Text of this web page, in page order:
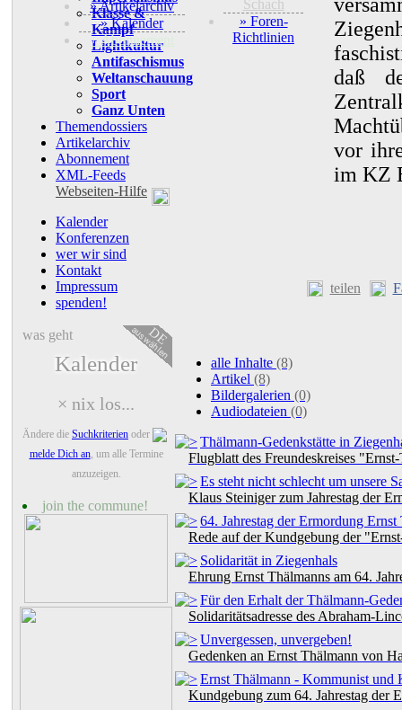
» Artikelarchiv
» Kalender
+ Abonnement
Schach
» Foren-
Richtlinien
Klasse &
Kampf
Lightkultur
Antifaschismus
Weltanschauung
Sport
Ganz Unten
Themendossiers
Artikelarchiv
Abonnement
XML-Feeds
Webseiten-Hilfe
Kalender
Konferenzen
wer wir sind
Kontakt
Impressum
spenden!
DE
auswählen
was geht
Kalender
× nix los...
Ändere die Suchkriterien oder
melde Dich an, um alle Termine
anzuzeigen.
join the commune!
daß
vor
im KZ
teilen
alle Inhalte (8)
Artikel (8)
Bildergalerien (0)
Audiodateien (0)
Thälmann-Gedenkstätte in
Flugblatt des Freundeskreises
Es steht nicht schlecht um unsere
Klaus Steiniger zum Jahrestag der
64. Jahrestag der Ermordung Ernst
Rede auf der Kundgebung der
Solidarität in Ziegenhals
Ehrung Ernst Thälmanns am 64.
Für den Erhalt der Thälmann-
Solidaritätsadresse des Abraham-
Unvergessen, unvergeben!
Gedenken an Ernst Thälmann von
Ernst Thälmann - Kommunist und
Kundgebung zum 64. Jahrestag der